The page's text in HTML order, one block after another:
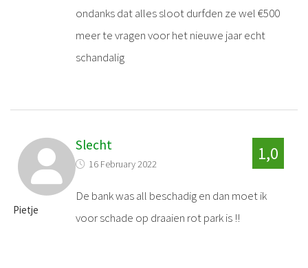
ondanks dat alles sloot durfden ze wel €500
meer te vragen voor het nieuwe jaar echt
schandalig
Pietje
Slecht
16 February 2022
1,0
De bank was all beschadig en dan moet ik
voor schade op draaien rot park is !!